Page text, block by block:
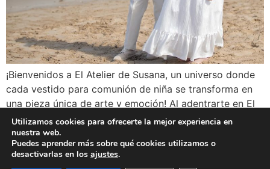
¡Bienvenidos a El Atelier de Susana, un universo donde
cada vestido para comunión de niña se transforma en
una pieza única de arte y emoción! Al adentrarte en El
Atelier de Susana, te sumergirás en un mundo donde la
tradición y la innovación se entrelazan. Descubre
nuestra exclusiva colección de vestidos de comunión
Utilizamos cookies para ofrecerte la mejor experiencia en
nuestra web.
Puedes aprender más sobre qué cookies utilizamos o
desactivarlas en los ajustes.